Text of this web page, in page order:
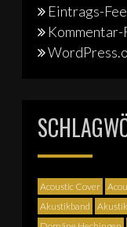
Eintrags-
Kommentar-
Acoustic Cover
Akustikband